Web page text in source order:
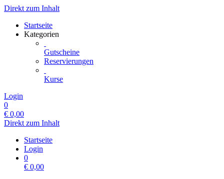
Direkt zum Inhalt
Startseite
Kategorien
Gutscheine
Reservierungen
Kurse
Login
0
€ 0,00
Direkt zum Inhalt
Startseite
Login
0
€ 0,00